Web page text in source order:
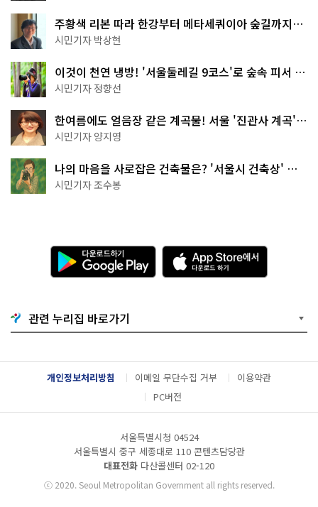
주황색 리본 따라 한강부터 메타세쿼이아 숲길까지…
서울둘레길 15코스
시민기자 박상현
이것이 천연 냉방! '서울둘레길 9코스'로 숲속 피서 떠
나볼까
시민기자 정향선
한여름에도 얼음장 같은 계곡물! 서울 '진관사 계곡'이
천국이네~
시민기자 양지영
나의 마음을 사로잡은 건축물은? '서울시 건축상' 수
상작 공개!
시민기자 조수봉
다
운
로
기
G
o
g
l
e
l
A
p
p
e
서
다
운
드
관련 누리집 바로가기
개인정보처리방침 이메일 무단수집 거부
이용약관
PC버전
서울특별시청 04524
서울특별시 중구 세종대로 110 콘텐츠담당관
대표전화 다산콜센터 02-120
ⓒ2020. Seoul Metropolitan Government all rights reserved.